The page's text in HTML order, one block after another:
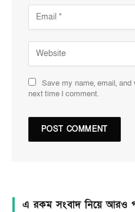
Save my name, email,
next time I comment.
এ রকম সংবাদ নিয়ে আরও